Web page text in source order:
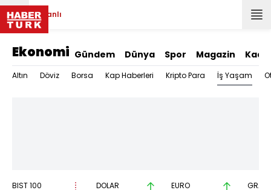
Canlı
Ekonomi Gündem Dünya Spor Magazin
Altın Döviz Borsa Kap Haberleri Kripto Para İş Yaşam
BIST 100 DOLAR EURO GRAM